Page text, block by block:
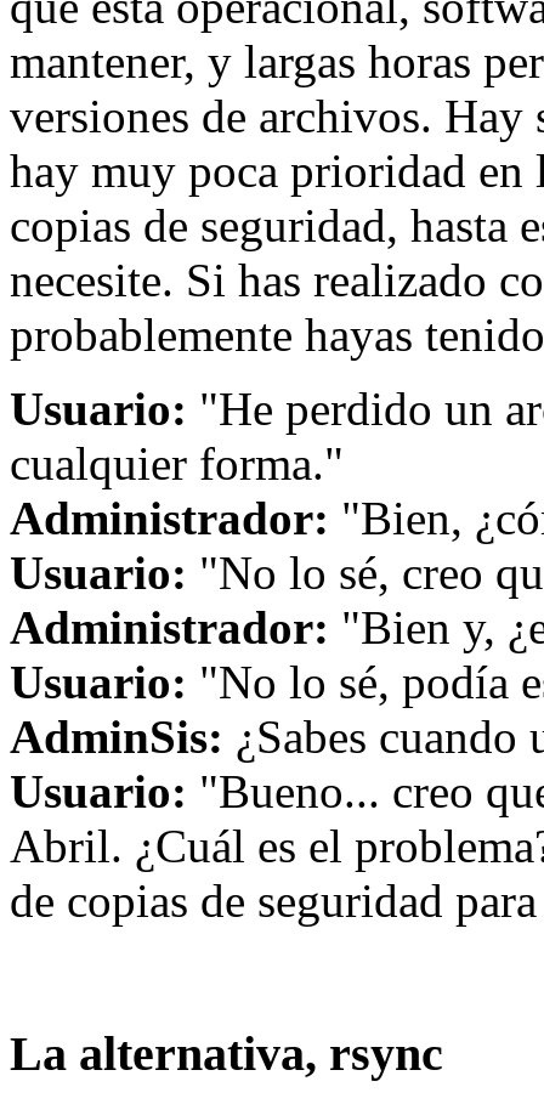
mantener, y largas horas
versiones de archivos. Hay
hay muy poca prioridad en
copias de seguridad, hasta
necesite. Si has realizado
probablemente hayas
Usuario: "He perdido un
cualquier forma."
Administrador: "Bien,
Usuario: "No lo sé, creo
Administrador: "Bien y,
Usuario: "No lo sé, podía
AdminSis: ¿Sabes
Usuario: "Bueno... creo
Abril. ¿Cuál es el
de copias de seguridad
La alternativa, rsync